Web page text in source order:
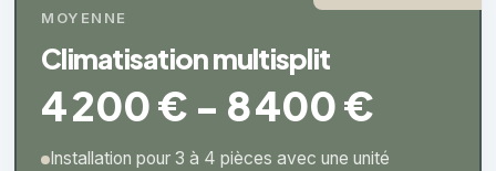
MOYENNE
Climatisation multisplit
4 200 € - 8 400 €
Installation pour 3 à 4 pièces avec une unité